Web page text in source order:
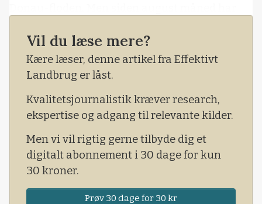
ud af en alternativ rute via Sortehavet.
Afgrøderne går til det nordlige Afrika og til
Asien.
Vil du læse mere?
Kære læser, denne artikel fra Effektivt
Landbrug er låst.
Kvalitetsjournalistik kræver research,
ekspertise og adgang til relevante kilder.
Men vi vil rigtig gerne tilbyde dig et
digitalt abonnement i 30 dage for kun
30 kroner.
Prøv 30 dage for 30 kr